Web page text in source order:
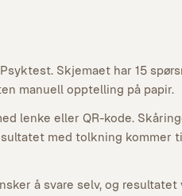
Skjemaet har 15
manuell opptelling på papir.
lenke eller QR-kode.
med tolkning kommer
å svare selv, og resultatet